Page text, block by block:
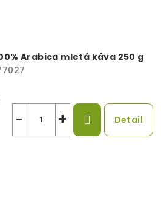
Arabica mletá káva 250 g
+
− Detail